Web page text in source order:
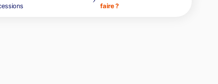
international
faire ?